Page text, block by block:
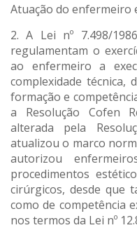
Atuação do enfermeiro
2. A Lei nº 7.498/
regulamentam o
ao enfermeiro a
complexidade técnica,
formação e
a Resolução Cofen
alterada pela
atualizou o marco
autorizou
procedimentos
cirúrgicos, desde que
como de competência
nos termos da Lei nº